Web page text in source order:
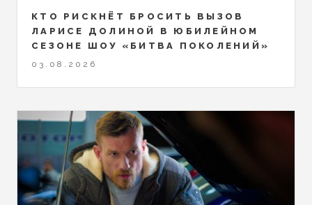
КТО РИСКНЁТ БРОСИТЬ ВЫЗОВ
ЛАРИСЕ ДОЛИНОЙ В ЮБИЛЕЙНОМ
СЕЗОНЕ ШОУ «БИТВА ПОКОЛЕНИЙ»
03.08.2026